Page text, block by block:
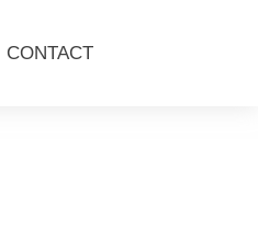
CONTACT